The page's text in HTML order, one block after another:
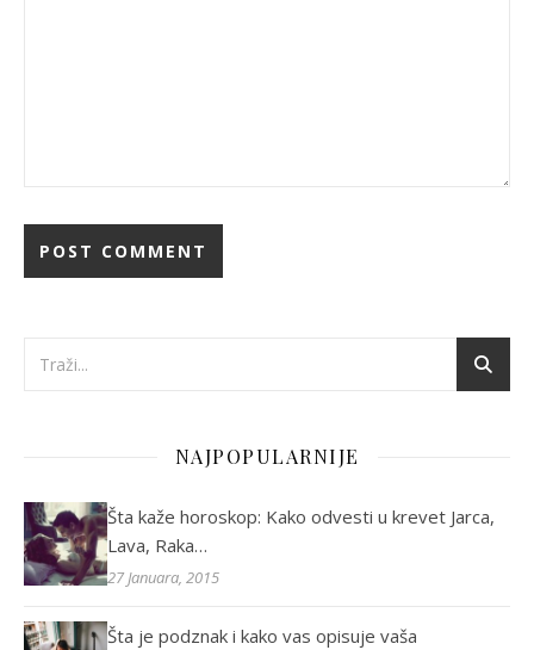
NAJPOPULARNIJE
Šta kaže horoskop: Kako odvesti u krevet Jarca,
Lava, Raka…
27 Januara, 2015
Šta je podznak i kako vas opisuje vaša